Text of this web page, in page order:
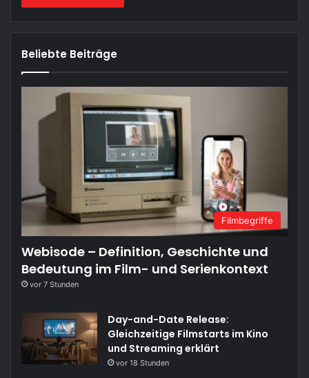
Beliebte Beiträge
Filmbegriffe
Webisode – Definition, Geschichte und
Bedeutung im Film- und Serienkontext
vor 7 Stunden
Day-and-Date Release:
Gleichzeitige Filmstarts im Kino
und Streaming erklärt
vor 18 Stunden